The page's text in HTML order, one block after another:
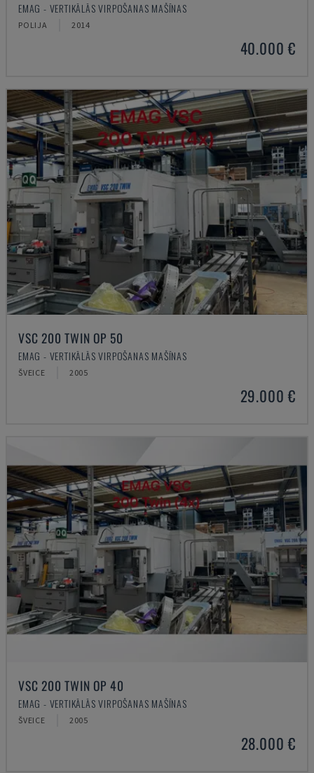
EMAG - VERTIKĀLĀS VIRPOŠANAS MAŠĪNAS
POLIJA 2014
40.000 €
VSC 200 TWIN OP 50
EMAG - VERTIKĀLĀS VIRPOŠANAS MAŠĪNAS
ŠVEICE 2005
29.000 €
VSC 200 TWIN OP 40
EMAG - VERTIKĀLĀS VIRPOŠANAS MAŠĪNAS
ŠVEICE 2005
28.000 €